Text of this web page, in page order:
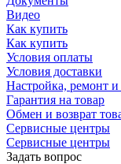
Видео
Как купить
Как купить
Условия оплаты
Условия доставки
Настройка, ремонт
Гарантия на товар
Обмен и возврат
Сервисные центры
Сервисные центры
Задать вопрос